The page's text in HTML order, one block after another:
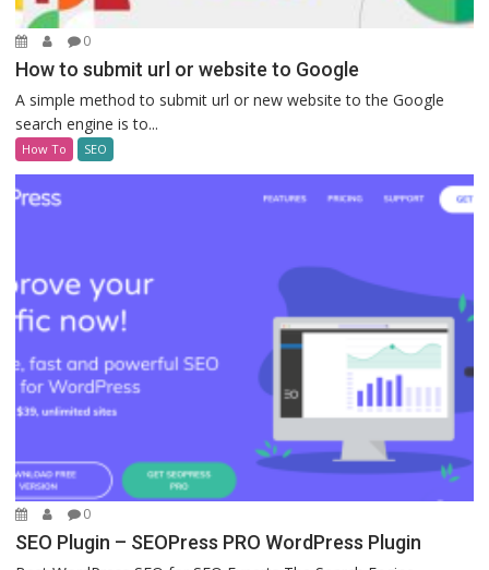
0
How to submit url or website to Google
A simple method to submit url or new website to the Google
search engine is to...
How To SEO
0
SEO Plugin – SEOPress PRO WordPress Plugin